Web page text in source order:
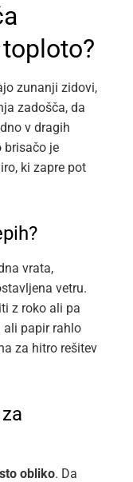
zunanji zidovi,
zadošča, da
v dragih
brisačo je
ki zapre pot
vrata,
vetru.
z roko ali pa
ali papir rahlo
za hitro rešitev
obliko. Da